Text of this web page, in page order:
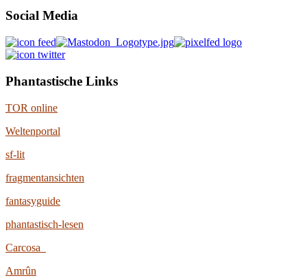
Social Media
Phantastische Links
TOR online
Weltenportal
sf-lit
fragmentansichten
fantasyguide
phantastisch-lesen
Carcosa
Amrûn